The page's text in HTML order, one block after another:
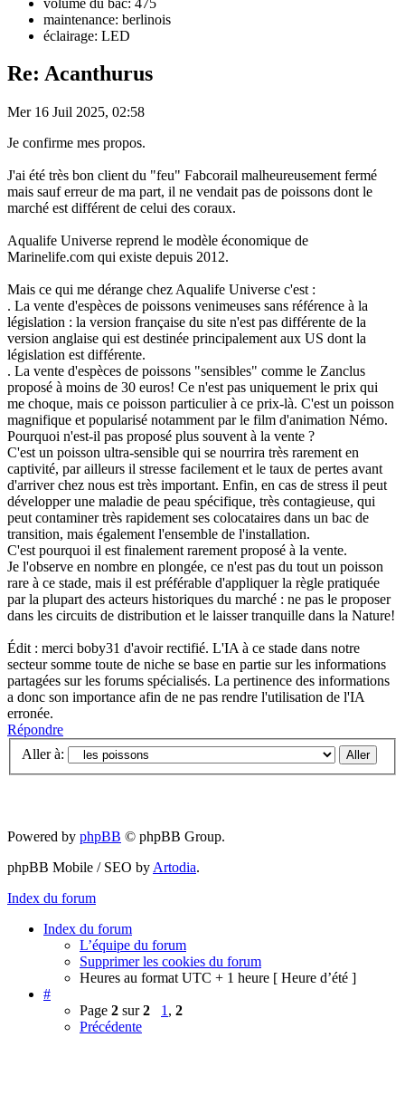
maintenance: berlinois
éclairage: LED
Re: Acanthurus
Mer 16 Juil 2025, 02:58
Je confirme mes propos.
J'ai été très bon client du "feu" Fabcorail malheureusement fermé
mais sauf erreur de ma part, il ne vendait pas de poissons dont le
marché est différent de celui des coraux.
Aqualife Universe reprend le modèle économique de
Marinelife.com qui existe depuis 2012.
Mais ce qui me dérange chez Aqualife Universe c'est :
. La vente d'espèces de poissons venimeuses sans référence à la
législation : la version française du site n'est pas différente de la
version anglaise qui est destinée principalement aux US dont la
législation est différente.
. La vente d'espèces de poissons "sensibles" comme le Zanclus
proposé à moins de 30 euros! Ce n'est pas uniquement le prix qui
me choque, mais ce poisson particulier à ce prix-là. C'est un poisson
magnifique et popularisé notamment par le film d'animation Némo.
Pourquoi n'est-il pas proposé plus souvent à la vente ?
C'est un poisson ultra-sensible qui se nourrira très rarement en
captivité, par ailleurs il stresse facilement et le taux de pertes avant
d'arriver chez nous est très important. Enfin, en cas de stress il peut
développer une maladie de peau spécifique, très contagieuse, qui
peut contaminer très rapidement ses colocataires dans un bac de
transition, mais également l'ensemble de l'installation.
C'est pourquoi il est finalement rarement proposé à la vente.
Je l'observe en nombre en plongée, ce n'est pas du tout un poisson
rare à ce stade, mais il est préférable d'appliquer la règle pratiquée
par la plupart des acteurs historiques du marché : ne pas le proposer
dans les circuits de distribution et le laisser tranquille dans la Nature!
Édit : merci boby31 d'avoir rectifié. L'IA à ce stade dans notre
secteur somme toute de niche se base en partie sur les informations
partagées sur les forums spécialisés. La pertinence des informations
a donc son importance afin de ne pas rendre l'utilisation de l'IA
erronée.
Répondre
Aller à:
Powered by phpBB © phpBB Group.
phpBB Mobile / SEO by Artodia.
Index du forum
Index du forum
L’équipe du forum
Supprimer les cookies du forum
Heures au format UTC + 1 heure [ Heure d’été ]
#
Page 2 sur2 1 , 2
Précédente